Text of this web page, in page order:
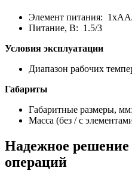
Элемент питания:
Питание, В: 1.5/3
Условия эксплуатации
Диапазон рабочих
Габариты
Габаритные размеры,
Масса (без / с
Надежное
операций